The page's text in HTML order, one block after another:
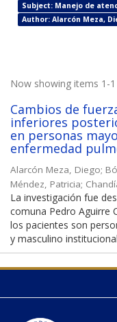
Subject: Manejo de
Author: Alarcón Meza,
Now showing items 1-1
Cambios de
inferiores
en personas
enfermedad
Alarcón Meza, Diego;
Méndez, Patricia;
La investigación fue
comuna Pedro Aguirre
los pacientes son
y masculino